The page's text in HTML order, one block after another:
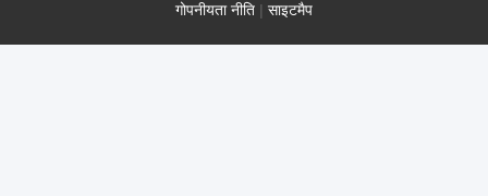
गोपनीयता नीति | साइटमैप